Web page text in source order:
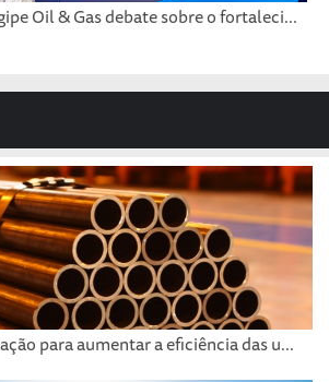
Oil & Gas debate sobre o fortaleci...
para aumentar a eficiência das u...